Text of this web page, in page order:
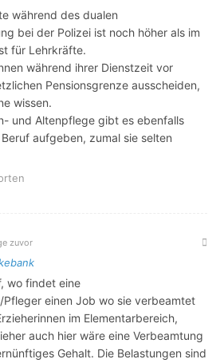
während des dualen
bei der Polizei ist noch höher als im
für Lehrkräfte.
während ihrer Dienstzeit vor
Pensionsgrenze ausscheiden,
wissen.
und Altenpflege gibt es ebenfalls
aufgeben, zumal sie selten
zuvor
wo findet eine
Pfleger einen Job wo sie verbeamtet
im Elementarbereich,
auch hier wäre eine Verbeamtung
Gehalt. Die Belastungen sind